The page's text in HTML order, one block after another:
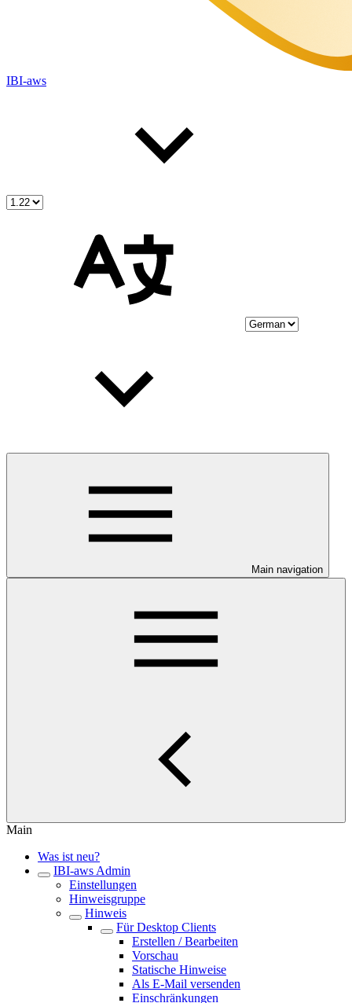
IBI-aws
Main navigation
Main
Was ist neu?
IBI-aws Admin
Einstellungen
Hinweisgruppe
Hinweis
Für Desktop Clients
Erstellen / Bearbeiten
Vorschau
Statische Hinweise
Als E-Mail versenden
Einschränkungen